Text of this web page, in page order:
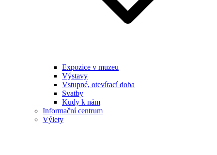
Expozice v muzeu
Výstavy
Vstupné, otevírací doba
Svatby
Kudy k nám
Informační centrum
Výlety